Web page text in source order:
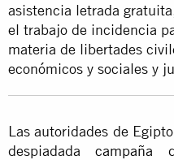
asistencia letrada
el trabajo de incidencia
materia de libertades
económicos y sociales y
Las autoridades de
despiadadacampaña